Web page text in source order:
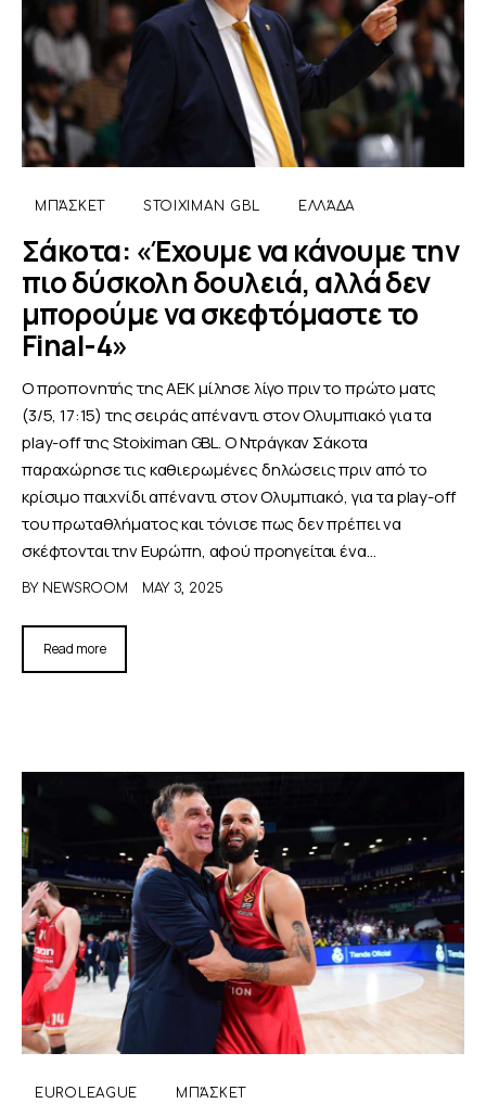
ΜΠΆΣΚΕΤ STOIXIMAN GBL ΕΛΛΆΔΑ
Σάκοτα: «Έχουμε να κάνουμε την
πιο δύσκολη δουλειά, αλλά δεν
μπορούμε να σκεφτόμαστε το
Final-4»
Ο προπονητής της ΑΕΚ μίλησε λίγο πριν το πρώτο ματς
(3/5, 17:15) της σειράς απέναντι στον Ολυμπιακό για τα
play-off της Stoiximan GBL. Ο Ντράγκαν Σάκοτα
παραχώρησε τις καθιερωμένες δηλώσεις πριν από το
κρίσιμο παιχνίδι απέναντι στον Ολυμπιακό, για τα play-off
του πρωταθλήματος και τόνισε πως δεν πρέπει να
σκέφτονται την Ευρώπη, αφού προηγείται ένα…
BY NEWSROOM MAY 3, 2025
Read more
EUROLEAGUE ΜΠΆΣΚΕΤ